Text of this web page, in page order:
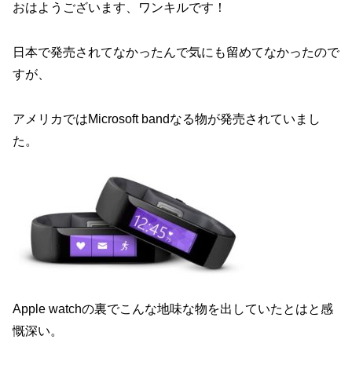
e
a
d
e
c
e
o
ail
おはようございます、ワンキルです！
日本で発売されてなかったんで気にも留めてなかったので
すが、
アメリカではMicrosoft bandなる物が発売されていまし
た。
Apple watchの裏でこんな地味な物を出していたとはと感
慨深い。